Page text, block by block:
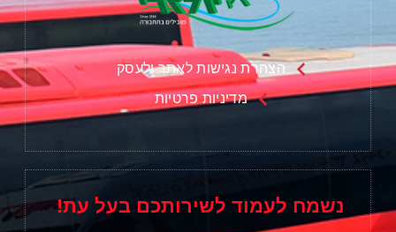
הצהרת נגישות לאתר ולעסק
מדיניות פרטיות
נשמח לעמוד לשירותכם בעל עת!